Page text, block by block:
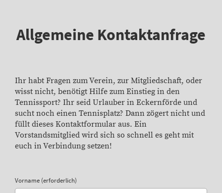
Allgemeine Kontaktanfrage
Ihr habt Fragen zum Verein, zur Mitgliedschaft, oder
wisst nicht, benötigt Hilfe zum Einstieg in den
Tennissport? Ihr seid Urlauber in Eckernförde und
sucht noch einen Tennisplatz? Dann zögert nicht und
füllt dieses Kontaktformular aus. Ein
Vorstandsmitglied wird sich so schnell es geht mit
euch in Verbindung setzen!
Vorname (erforderlich)